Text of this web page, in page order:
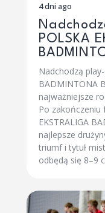
4 dni ago
POLSKA
Nadchodzą
BADMINTONA
najważniejsze
Po zakończeniu
EKSTRALIGA
najlepsze
triumf i tytuł
odbędą się 8–9